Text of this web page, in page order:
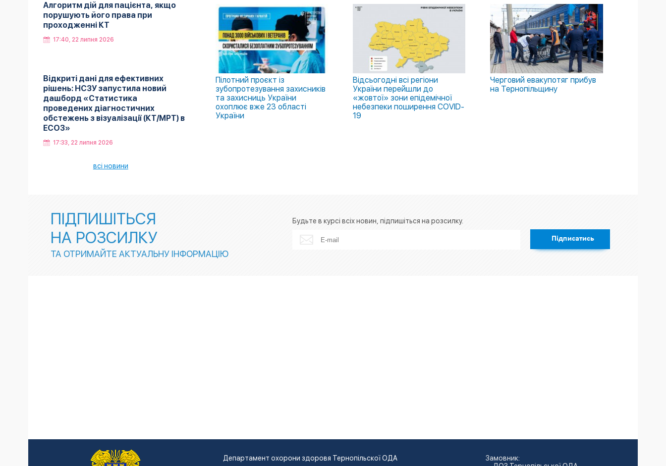
Алгоритм дій для пацієнта, якщо
порушують його права при
проходженні КТ
17:40, 22 липня 2026
Відкриті дані для ефективних
рішень: НСЗУ запустила новий
дашборд «Статистика
проведених діагностичних
обстежень з візуалізації (КТ/МРТ) в
ЕСОЗ»
17:33, 22 липня 2026
всі новини
Пілотний проєкт із
зубопротезування захисників
та захисниць України
охоплює вже 23 області
України
Відсьогодні всі регіони
України перейшли до
«жовтої» зони епідемічної
небезпеки поширення COVID-
19
Черговий евакупотяг прибув
на Тернопільщину
ПІДПИШІТЬСЯ
НА РОЗСИЛКУ
ТА ОТРИМАЙТЕ АКТУАЛЬНУ ІНФОРМАЦІЮ
Підписатись
Будьте в курсі всіх новин, підпишіться на розсилку.
Департамент охорони здоровя Тернопільскої ОДА
Замовник: